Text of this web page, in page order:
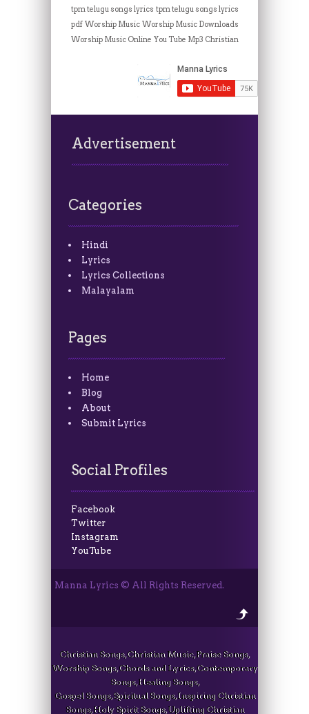
tpm telugu songs lyrics tpm telugu songs lyrics
pdf Worship Music Worship Music Downloads
Worship Music Online You Tube Mp3 Christian
Advertisement
Categories
Hindi
Lyrics
Lyrics Collections
Malayalam
Pages
Home
Blog
About
Submit Lyrics
Social Profiles
Facebook
Twitter
Instagram
YouTube
Manna Lyrics © All Rights Reserved.
Christian Songs, Christian Music, Praise Songs,
Worship Songs, Chords and Lyrics, Contemporary
Songs, Healing Songs,
Gospel Songs, Spiritual Songs, Inspiring Christian
Songs, Holy Spirit Songs, Uplifting Christian